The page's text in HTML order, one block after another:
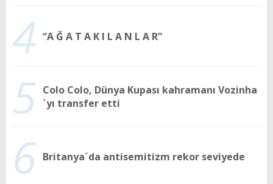
4 “A Ğ A T A K I L A N L A R”
5 Colo Colo, Dünya Kupası kahramanı Vozinha
´yı transfer etti
6 Britanya´da antisemitizm rekor seviyede